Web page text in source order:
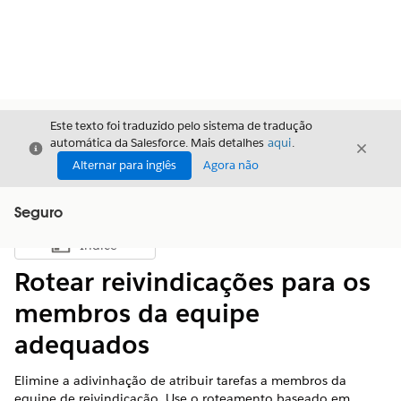
Fechar
Este texto foi traduzido pelo sistema de tradução
automática da Salesforce. Mais detalhes aqui.
Alternar para inglês
Agora não
Fechar
Seguro
Mostrar índice
Índice
Rotear reivindicações para os
membros da equipe
adequados
Elimine a adivinhação de atribuir tarefas a membros da